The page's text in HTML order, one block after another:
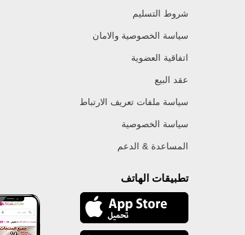
شروط التسليم
سياسة الخصوصية والامان
اتفاقية العضوية
عقد البيع
سياسة ملفات تعريف الارتباط
سياسة الخصوصية
المساعدة & الدعم
تطبيقات الهاتف